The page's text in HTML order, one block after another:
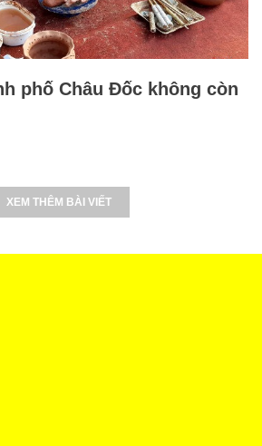
phố Châu Đốc không còn
XEM THÊM BÀI VIẾT